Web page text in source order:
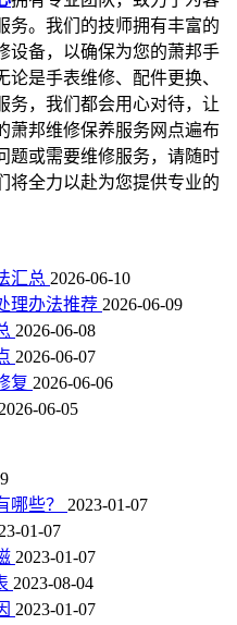
务。我们的技师拥有丰富的
设备，以确保为您的萧邦手
是手表维修、配件更换、
务，我们都会用心对待，让
萧邦维修保养服务网点遍布
题或需要维修服务，请随时
将全力以赴为您提供专业的
汇总 2026-06-10
理办法推荐 2026-06-09
2026-06-08
2026-06-07
复 2026-06-06
2026-06-05
哪些？ 2023-01-07
01-07
2023-01-07
2023-08-04
2023-01-07